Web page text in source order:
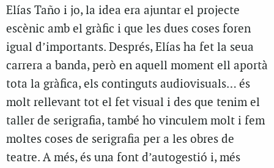
Elías Taño i jo, la idea era ajuntar el projecte
escènic amb el gràfic i que les dues coses foren
igual d’importants. Després, Elías ha fet la seua
carrera a banda, però en aquell moment ell aportà
tota la gràfica, els continguts audiovisuals… és
molt rellevant tot el fet visual i des que tenim el
taller de serigrafia, també ho vinculem molt i fem
moltes coses de serigrafia per a les obres de
teatre. A més, és una font d’autogestió i, més